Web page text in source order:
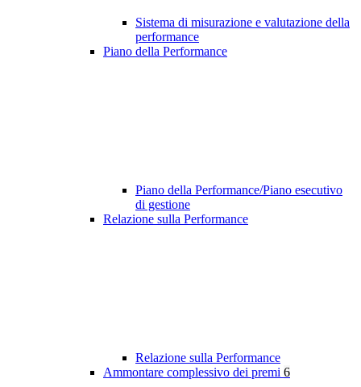
Sistema di misurazione e valutazione della
performance
Piano della Performance
Piano della Performance/Piano esecutivo
di gestione
Relazione sulla Performance
Relazione sulla Performance
Ammontare complessivo dei premi 6